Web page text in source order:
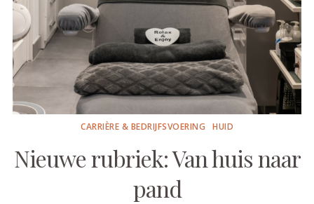
CARRIÈRE & BEDRIJFSVOERING HUID
Nieuwe rubriek: Van huis naar
pand